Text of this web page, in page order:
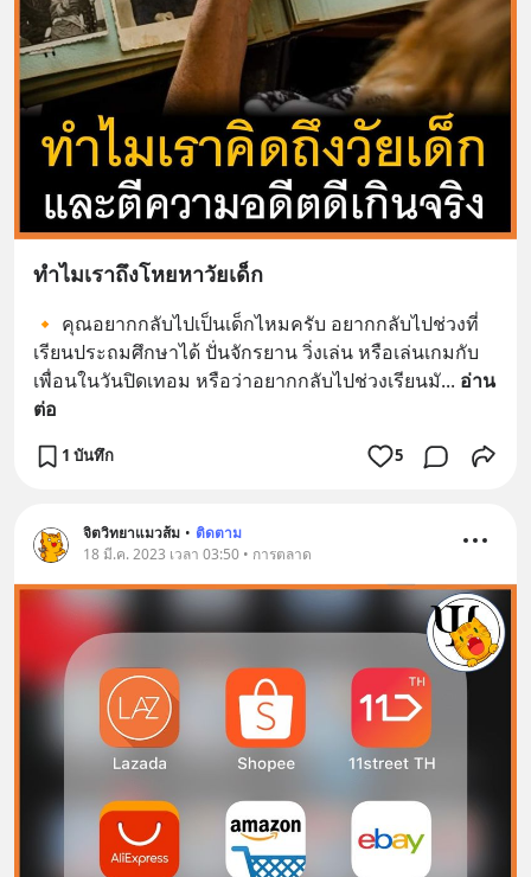
ทำไมเราถึงโหยหาวัยเด็ก
🔸 คุณอยากกลับไปเป็นเด็กไหมครับ อยากกลับไปช่วงที่
เรียนประถมศึกษาได้ ปั่นจักรยาน วิ่งเล่น หรือเล่นเกมกับ
เพื่อนในวันปิดเทอม หรือว่าอยากกลับไปช่วงเรียนมั... อ่าน
ต่อ
1 บันทึก 5
จิตวิทยาแมวส้ม • ติดตาม
18 มี.ค. 2023 เวลา 03:50 • การตลาด